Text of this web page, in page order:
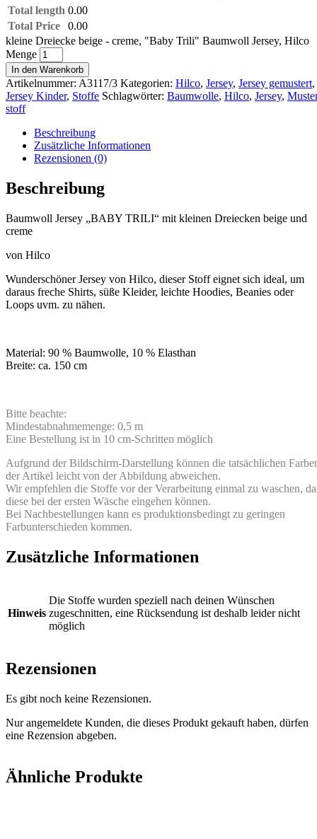
Total length 0.00
Total Price
0.00
kleine Dreiecke beige - creme, "Baby Trili" Baumwoll Jersey, Hilco
Menge
In den Warenkorb
Artikelnummer: A3117/3 Kategorien: Hilco, Jersey, Jersey gemustert,
Jersey Kinder, Stoffe Schlagwörter: Baumwolle, Hilco, Jersey, Muster
stoff
Beschreibung
Zusätzliche Informationen
Rezensionen (0)
Beschreibung
Baumwoll Jersey „BABY TRILI“ mit kleinen Dreiecken beige und
creme
von Hilco
Wunderschöner Jersey von Hilco, dieser Stoff eignet sich ideal, um
daraus freche Shirts, süße Kleider, leichte Hoodies, Beanies oder
Loops uvm. zu nähen.
Material: 90 % Baumwolle, 10 % Elasthan
Breite: ca. 150 cm
Bitte beachte:
Mindestabnahmemenge: 0,5 m
Eine Bestellung ist in 10 cm-Schritten möglich
Aufgrund der Bildschirm-Darstellung können die tatsächlichen
der Artikel leicht von der Abbildung abweichen.
Wir empfehlen die Stoffe vor der Verarbeitung einmal zu waschen, da
diese bei der ersten Wäsche eingehen können.
Bei Nachbestellungen kann es produktionsbedingt zu geringen
Farbunterschieden kommen.
Zusätzliche Informationen
Hinweis
Die Stoffe wurden speziell nach deinen Wünschen
zugeschnitten, eine Rücksendung ist deshalb leider nicht
möglich
Rezensionen
Es gibt noch keine Rezensionen.
Nur angemeldete Kunden, die dieses Produkt gekauft haben, dürfen
eine Rezension abgeben.
Ähnliche Produkte